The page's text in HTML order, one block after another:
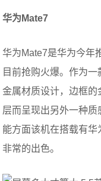
华为 Mate7
华为Mate7是华为今年
目前抢购火爆。作为
金属材质设计，边框
层而呈现出另外一种
能方面该机在搭载有
非常的出色。